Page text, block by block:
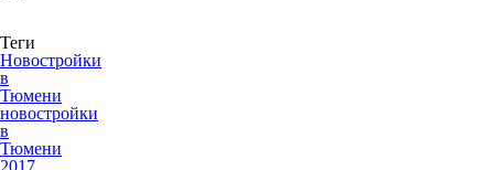
Теги
Новостройки
в
Тюмени
новостройки
в
Тюмени
2017